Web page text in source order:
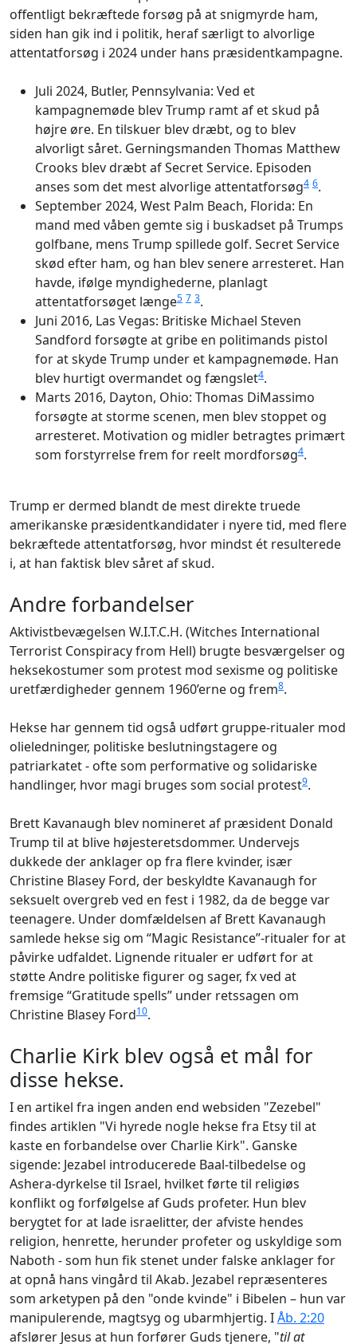
offentligt bekræftede forsøg på at snigmyrde ham,
siden han gik ind i politik, heraf særligt to alvorlige
attentatforsøg i 2024 under hans præsidentkampagne.
Juli 2024, Butler, Pennsylvania: Ved et
kampagnemøde blev Trump ramt af et skud på
højre øre. En tilskuer blev dræbt, og to blev
alvorligt såret. Gerningsmanden Thomas Matthew
Crooks blev dræbt af Secret Service. Episoden
anses som det mest alvorlige attentatforsøg4 6.
September 2024, West Palm Beach, Florida: En
mand med våben gemte sig i buskadset på Trumps
golfbane, mens Trump spillede golf. Secret Service
skød efter ham, og han blev senere arresteret. Han
havde, ifølge myndighederne, planlagt
attentatforsøget længe5 7 3.
Juni 2016, Las Vegas: Britiske Michael Steven
Sandford forsøgte at gribe en politimands pistol
for at skyde Trump under et kampagnemøde. Han
blev hurtigt overmandet og fængslet4.
Marts 2016, Dayton, Ohio: Thomas DiMassimo
forsøgte at storme scenen, men blev stoppet og
arresteret. Motivation og midler betragtes primært
som forstyrrelse frem for reelt mordforsøg4.
Trump er dermed blandt de mest direkte truede
amerikanske præsidentkandidater i nyere tid, med flere
bekræftede attentatforsøg, hvor mindst ét resulterede
i, at han faktisk blev såret af skud.
Andre forbandelser
Aktivistbevægelsen W.I.T.C.H. (Witches International
Terrorist Conspiracy from Hell) brugte besværgelser og
heksekostumer som protest mod sexisme og politiske
uretfærdigheder gennem 1960’erne og frem8.
Hekse har gennem tid også udført gruppe-ritualer mod
olieledninger, politiske beslutningstagere og
patriarkatet - ofte som performative og solidariske
handlinger, hvor magi bruges som social protest9.
Brett Kavanaugh blev nomineret af præsident Donald
Trump til at blive højesteretsdommer. Undervejs
dukkede der anklager op fra flere kvinder, især
Christine Blasey Ford, der beskyldte Kavanaugh for
seksuelt overgreb ved en fest i 1982, da de begge var
teenagere. Under domfældelsen af Brett Kavanaugh
samlede hekse sig om “Magic Resistance”-ritualer for at
påvirke udfaldet. Lignende ritualer er udført for at
støtte Andre politiske figurer og sager, fx ved at
fremsige “Gratitude spells” under retssagen om
Christine Blasey Ford10.
Charlie Kirk blev også et mål for
disse hekse.
I en artikel fra ingen anden end websiden "Zezebel"
findes artiklen "Vi hyrede nogle hekse fra Etsy til at
kaste en forbandelse over Charlie Kirk". Ganske
sigende: Jezabel introducerede Baal-tilbedelse og
Ashera-dyrkelse til Israel, hvilket førte til religiøs
konflikt og forfølgelse af Guds profeter. Hun blev
berygtet for at lade israelitter, der afviste hendes
religion, henrette, herunder profeter og uskyldige som
Naboth - som hun fik stenet under falske anklager for
at opnå hans vingård til Akab. Jezabel repræsenteres
som arketypen på den "onde kvinde" i Bibelen – hun var
manipulerende, magtsyg og ubarmhjertig. IÅb. 2:20
afslører Jesus at hun forfører Guds tjenere, "til at